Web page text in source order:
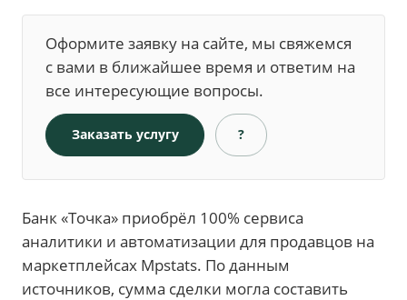
Оформите заявку на сайте, мы свяжемся
с вами в ближайшее время и ответим на
все интересующие вопросы.
Заказать услугу ?
Банк «Точка» приобрёл 100% сервиса
аналитики и автоматизации для продавцов на
маркетплейсах Mpstats. По данным
источников, сумма сделки могла составить